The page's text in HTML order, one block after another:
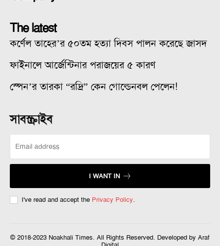
The latest
কর্ণেল তাহের’র ৫০তম হত্যা দিবস পালন করেছে জাসদ
ফাইনালে আর্জেন্টিনার পরাজয়ের ৫ কারণ
স্পেন’র তারকা “রদ্রি” কেন গোল্ডেনবল পেলেন!
সাবস্ক্রাইব
I WANT IN
I've read and accept the Privacy Policy.
© 2018-2023 Noakhali Times. All Rights Reserved. Developed by Araf